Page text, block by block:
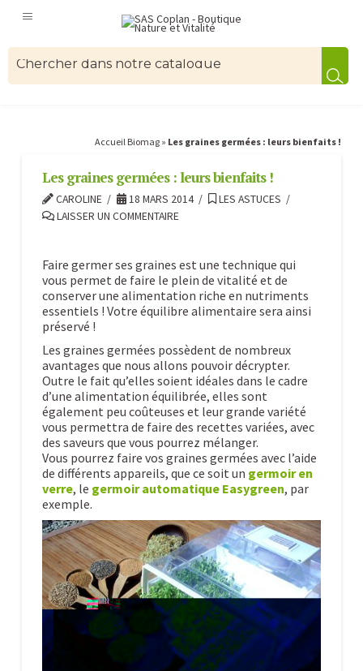
Accueil Biomag » Les graines germées : leurs bienfaits !
Les graines germées : leurs bienfaits !
CAROLINE 18 MARS 2014
LES ASTUCES
LAISSER UN COMMENTAIRE
Faire germer ses graines est une technique qui
vous permet de faire le plein de vitalité et de
conserver une alimentation riche en nutriments
essentiels ! Votre équilibre alimentaire sera ainsi
préservé !
Les graines germées possèdent de nombreux
avantages que nous allons pouvoir décrypter.
Outre le fait qu’elles soient idéales dans le cadre
d’une alimentation équilibrée, elles sont
également peu coûteuses et leur grande variété
vous permettra de faire des recettes variées, avec
des saveurs que vous pourrez mélanger.
Vous pourrez faire vos graines germées avec l’aide
de différents appareils, que ce soit un germoir en
verre, le germoir automatique Easygreen, par
exemple.